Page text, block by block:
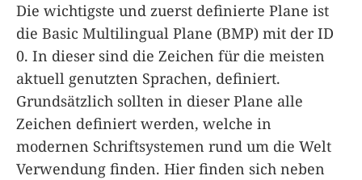
Die wichtigste und zuerst definierte Plane ist
die Basic Multilingual Plane (BMP) mit der ID
0. In dieser sind die Zeichen für die meisten
aktuell genutzten Sprachen, definiert.
Grundsätzlich sollten in dieser Plane alle
Zeichen definiert werden, welche in
modernen Schriftsystemen rund um die Welt
Verwendung finden. Hier finden sich neben